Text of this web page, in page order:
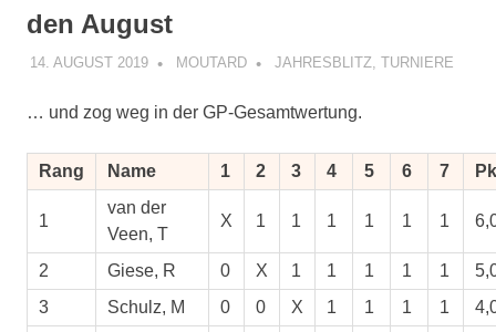
den August
14. AUGUST 2019 MOUTARD JAHRESBLITZ TURNIERE
… und zog weg in der GP-Gesamtwertung.
Rang Name 1 2 3 4 5 6 7
1
van der
Veen, T
X 1 1 1 1 1 1
2 Giese, R 0 X 1 1 1 1 1
3
Schulz, M 0 0 X 1 1 1 1